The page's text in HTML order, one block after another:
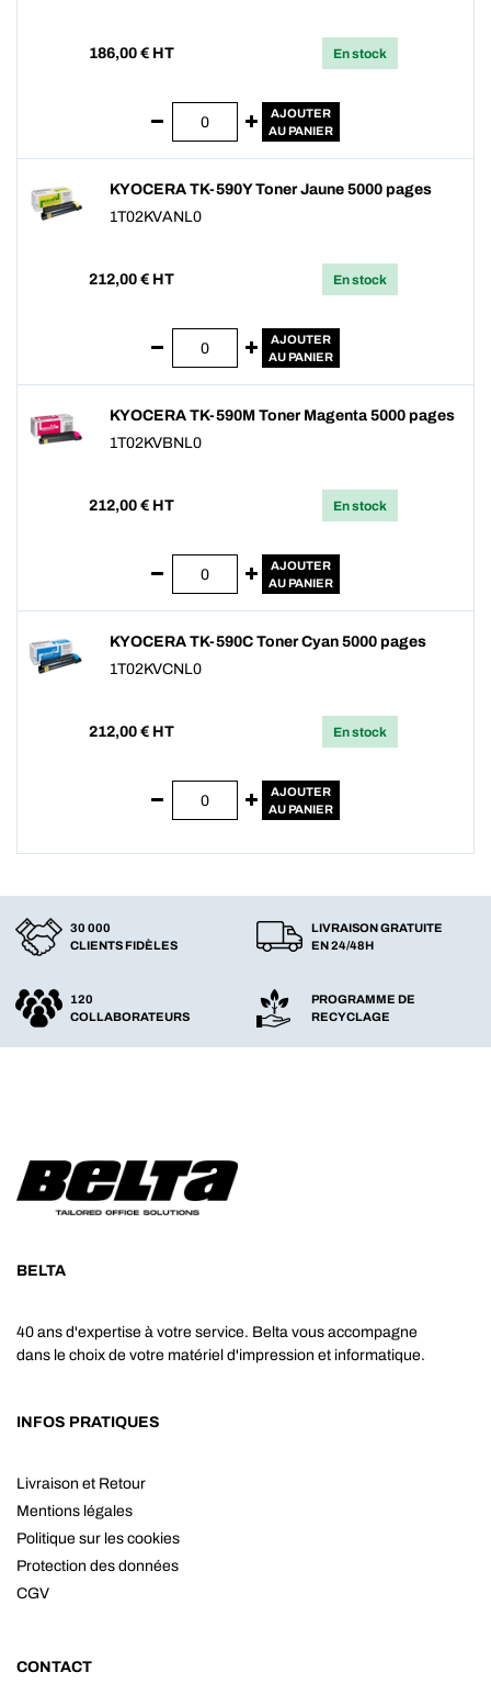
186,00 € HT En stock
AJOUTER
AU PANIER
KYOCERA TK-590Y Toner Jaune 5000 pages
1T02KVANL0
212,00 € HT En stock
AJOUTER
AU PANIER
KYOCERA TK-590M Toner Magenta 5000 pages
1T02KVBNL0
212,00 € HT En stock
AJOUTER
AU PANIER
KYOCERA TK-590C Toner Cyan 5000 pages
1T02KVCNL0
212,00 € HT En stock
AJOUTER
AU PANIER
30 000
CLIENTS FIDÈLES
LIVRAISON GRATUITE
EN 24/48H
120
COLLABORATEURS
PROGRAMME DE
RECYCLAGE
BELTA
40 ans d'expertise à votre service. Belta vous accompagne
dans le choix de votre matériel d'impression et informatique.
INFOS PRATIQUES
Livraison et Retour
Mentions légales
Politique sur les cookies
Protection des données
CGV
CONTACT